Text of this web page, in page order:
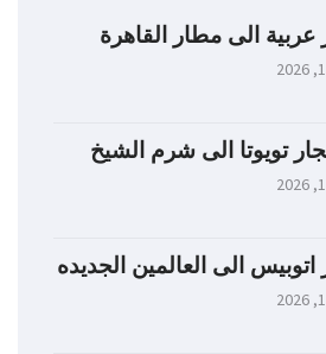
عربية الى مطار القاهرة
تويوتا الى شرم الشيخ
اتوبيس الى العالمين الجديده